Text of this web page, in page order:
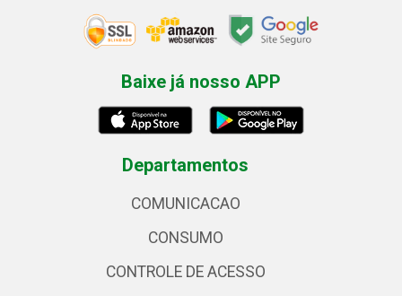
Baixe já nosso APP
Departamentos
COMUNICACAO
CONSUMO
CONTROLE DE ACESSO